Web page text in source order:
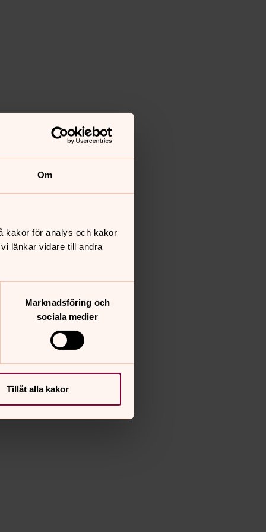
Om
kakor för analys och kakor
länkar vidare till andra
Marknadsföring och
sociala medier
Tillåt alla kakor